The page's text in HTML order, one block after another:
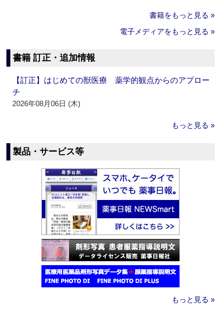
書籍をもっと見る »
電子メディアをもっと見る »
書籍 訂正・追加情報
【訂正】はじめての獣医療 薬学的観点からのアプロー
チ
2026年08月06日 (木)
もっと見る »
製品・サービス等
もっと見る »